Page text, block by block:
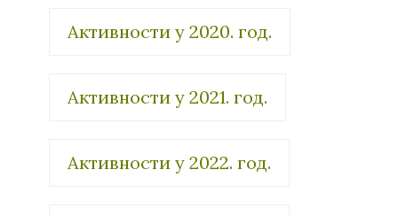
Активности у 2020. год.
Активности у 2021. год.
Активности у 2022. год.